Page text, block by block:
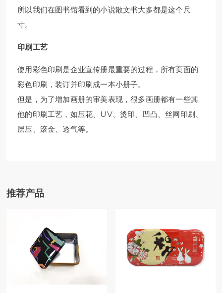
所以我们在图书馆看到的小说散文书大多都是这个尺
寸。
印刷工艺
使用彩色印刷是企业宣传册最重要的过程，所有页面的
彩色印刷，装订并印刷成一本小册子。
但是，为了增加画册的审美表现，很多画册都有一些其
他的印刷工艺，如压花、UV、烫印、凹凸、丝网印刷、
层压、滚金、透气等。
推荐产品